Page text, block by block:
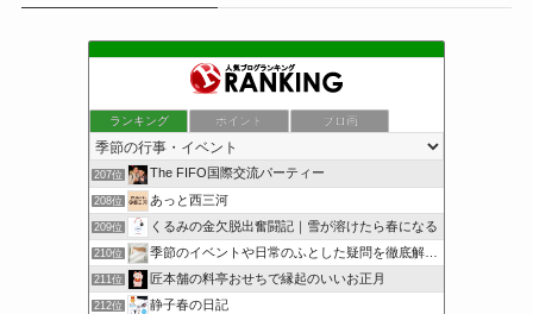
ランキング ポイント ブロ画
207位 The FIFO国際交流パーティー
208位 あっと西三河
209位 くるみの金欠脱出奮闘記｜雪が溶けたら春になる
210位 季節のイベントや日常のふとした疑問を徹底解説！
211位 匠本舗の料亭おせちで縁起のいいお正月
212位 静子春の日記